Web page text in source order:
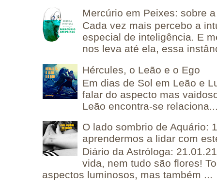
Mercúrio em Peixes: sobre
Cada vez mais percebo a
especial de inteligência. E
nos leva até ela, essa
Hércules, o Leão e o Ego
Em dias de Sol em Leão e
falar do aspecto mas
Leão encontra-se
O lado sombrio de Aquário:
aprendermos a lidar com
Diário da Astróloga:
vida, nem tudo são flores!
aspectos luminosos, mas também ...